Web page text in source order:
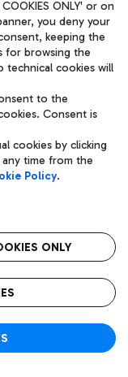
ONLY' or on
you deny your
keeping the
for browsing the
technical cookies will
to the
Consent is
cookies by clicking
any time from the
Policy.
ONLY